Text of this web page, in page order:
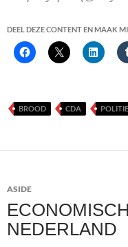
DEEL DEZE CONTENT EN MAAK
BROOD CDA
ASIDE
NEDERLAND